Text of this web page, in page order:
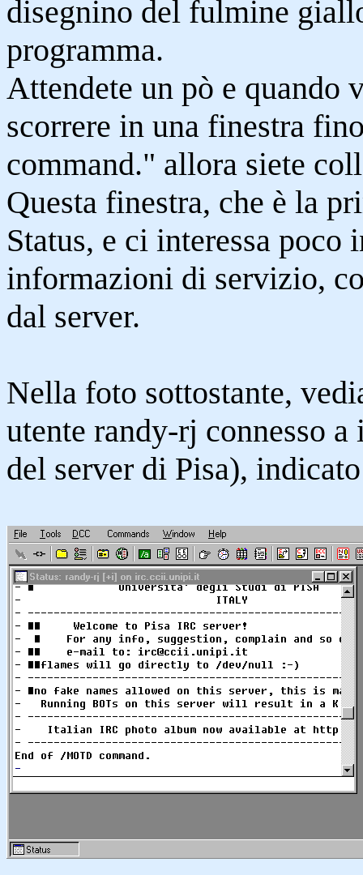
disegnino del fulmine
programma.
Attendete un pò e quando
scorrere in una finestra
command." allora siete
Questa finestra, che è la
Status, e ci interessa
informazioni di servizio,
dal server.
Nella foto sottostante,
utente randy-rj connesso
del server di Pisa),